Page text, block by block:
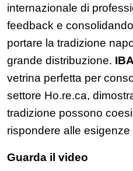
internazionale di
feedback e
portare la tradizione
grande distribuzione.
vetrina perfetta per
settore Ho.re.ca,
tradizione possono
rispondere alle
Guarda il video